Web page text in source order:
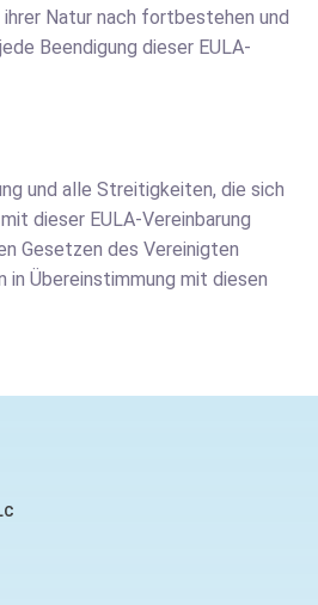
ihrer Natur nach fortbestehen und
Beendigung dieser EULA-
und alle Streitigkeiten, die sich
dieser EULA-Vereinbarung
Gesetzen des Vereinigten
in Übereinstimmung mit diesen